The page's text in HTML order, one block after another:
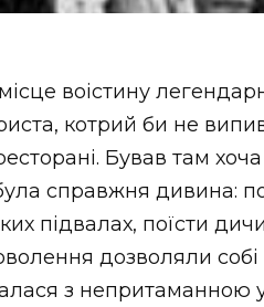
воістину
котрий би не
Бував там
справжня дивина:
підвалах, поїсти
дозволяли собі
з непритаманною